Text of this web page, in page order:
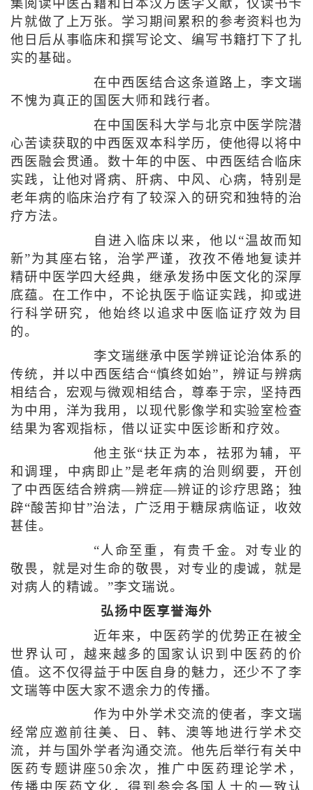
集阅读中医古籍和日本汉方医学文献，仅读书卡
片就做了上万张。学习期间累积的参考资料也为
他日后从事临床和撰写论文、编写书籍打下了扎
实的基础。
在中西医结合这条道路上，李文瑞
不愧为真正的国医大师和践行者。
在中国医科大学与北京中医学院潜
心苦读获取的中西医双本科学历，使他得以将中
西医融会贯通。数十年的中医、中西医结合临床
实践，让他对肾病、肝病、中风、心病，特别是
老年病的临床治疗有了较深入的研究和独特的治
疗方法。
自进入临床以来，他以“温故而知
新”为其座右铭，治学严谨，孜孜不倦地复读并
精研中医学四大经典，继承发扬中医文化的深厚
底蕴。在工作中，不论执医于临证实践，抑或进
行科学研究，他始终以追求中医临证疗效为目
的。
李文瑞继承中医学辨证论治体系的
传统，并以中西医结合“慎终如始”，辨证与辨病
相结合，宏观与微观相结合，尊奉于宗，坚持西
为中用，洋为我用，以现代影像学和实验室检查
结果为客观指标，借以证实中医诊断和疗效。
他主张“扶正为本，祛邪为辅，平
和调理，中病即止”是老年病的治则纲要，开创
了中西医结合辨病—辨症—辨证的诊疗思路；独
辟“酸苦抑甘”治法，广泛用于糖尿病临证，收效
甚佳。
“人命至重，有贵千金。对专业的
敬畏，就是对生命的敬畏，对专业的虔诚，就是
对病人的精诚。”李文瑞说。
弘扬中医享誉海外
近年来，中医药学的优势正在被全
世界认可，越来越多的国家认识到中医药的价
值。这不仅得益于中医自身的魅力，还少不了李
文瑞等中医大家不遗余力的传播。
作为中外学术交流的使者，李文瑞
经常应邀前往美、日、韩、澳等地进行学术交
流，并与国外学者沟通交流。他先后举行有关中
医药专题讲座50余次，推广中医药理论学术，